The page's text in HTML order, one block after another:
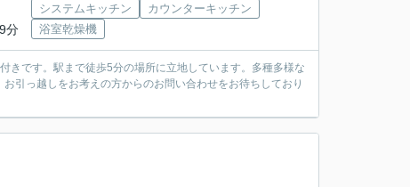
分
システムキッチン
カウンターキッチン
浴室乾燥機
きです。駅まで徒歩5分の場所に立地しています。多種多様な
引っ越しをお考えの方からのお問い合わせをお待ちしており